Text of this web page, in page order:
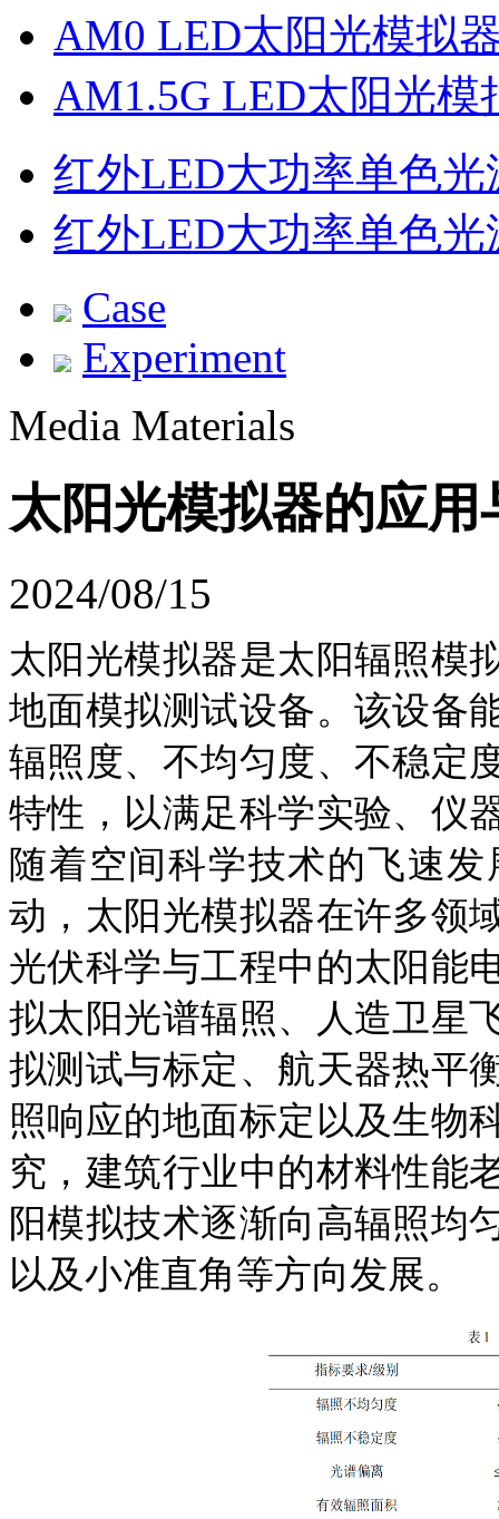
AM0 LED太阳光模拟
AM1.5G LED太阳光模
红外LED大功率单色光
红外LED大功率单色光
Case
Experiment
Media Materials
太阳光模拟器的应用
2024/08/15
太阳 光模拟器是太阳辐照模
地面模拟测试设备。该设备
辐照度、不均匀度、不稳定
特性，以满足科学实验、仪
随着空间科学技术的飞速
动，太阳 光模拟器在许多领
光伏科学与工程中的太阳能
拟太阳光谱辐照、人造卫星
拟测试与标定、航天器热平
照响应的地面标定以及生物
究，建筑行业中的材料性能
阳模拟技术逐渐向高辐照均
以及小准直角等方向发展。